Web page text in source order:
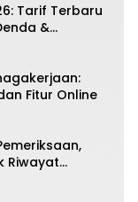
Tarif Terbaru
&
KIS
Fitur Online
Riwayat